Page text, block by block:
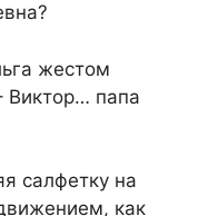
жестом
Виктор… папа
салфетку на
как